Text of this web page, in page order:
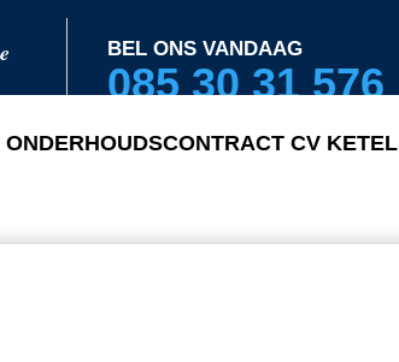
BEL ONS VANDAAG
085 30 31 576
ONDERHOUDSCONTRACT CV KETEL